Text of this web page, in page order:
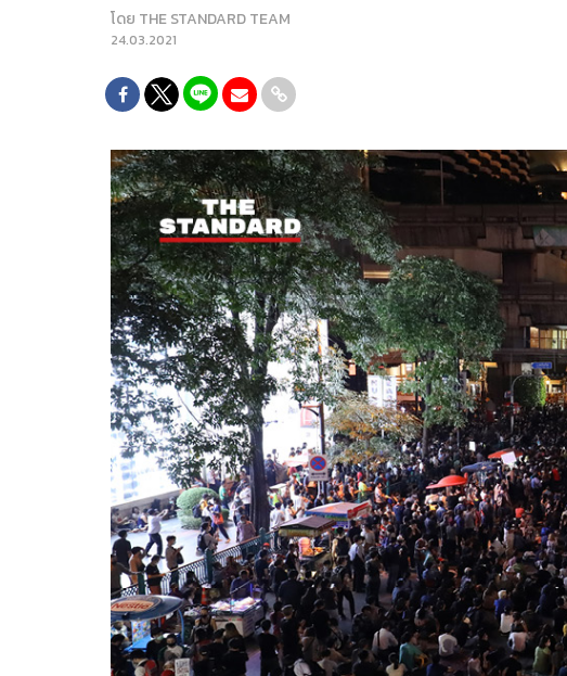
โดย THE STANDARD TEAM
24.03.2021